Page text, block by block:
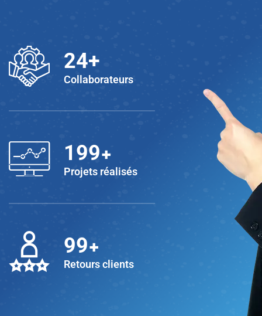
25+
Collaborateurs
200+
Projets réalisés
100
Retours clients